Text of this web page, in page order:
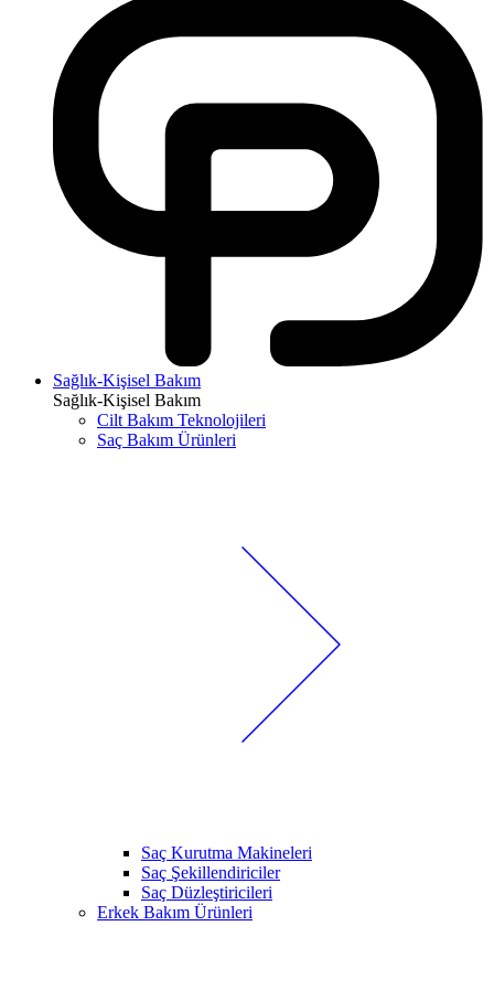
Sağlık-Kişisel Bakım
Sağlık-Kişisel Bakım
Cilt Bakım Teknolojileri
Saç Bakım Ürünleri
Saç Kurutma Makineleri
Saç Şekillendiriciler
Saç Düzleştiricileri
Erkek Bakım Ürünleri